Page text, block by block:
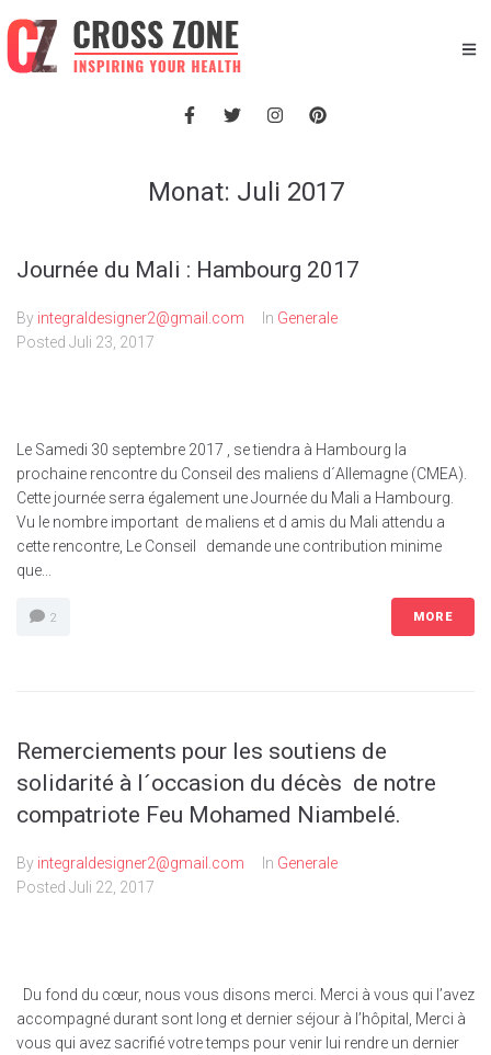
Monat: Juli 2017
Journée du Mali : Hambourg 2017
By integraldesigner2@gmail.com In Generale
Posted Juli 23, 2017
Le Samedi 30 septembre 2017 , se tiendra à Hambourg la
prochaine rencontre du Conseil des maliens d´Allemagne (CMEA).
Cette journée serra également une Journée du Mali a Hambourg.
Vu le nombre important de maliens et d amis du Mali attendu a
cette rencontre, Le Conseil demande une contribution minime
que...
2 MORE
Remerciements pour les soutiens de
solidarité à l´occasion du décès de notre
compatriote Feu Mohamed Niambelé.
By integraldesigner2@gmail.com In Generale
Posted Juli 22, 2017
Du fond du cœur, nous vous disons merci. Merci à vous qui l’avez
accompagné durant sont long et dernier séjour à l’hôpital, Merci à
vous qui avez sacrifié votre temps pour venir lui rendre un dernier